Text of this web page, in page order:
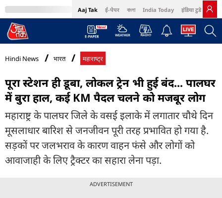
Aaj Tak ई-पेपर বাংলা India Today इंडिया टुडे हिंदी
MumbaiTak Cosmopolitan Harper's Bazaar Northeast
Hindi News भारत महाराष्ट्र
पूरा स्टेशन ही डूबा, लोकल ट्रेन भी हुई बंद... पालघर
में बुरा हाल, कई KM पैदल चलने को मजबूर लोग
महाराष्ट्र के पालघर जिले के वसई इलाके में लगातार चौथे दिन
मूसलाधार बारिश से जनजीवन पूरी तरह प्रभावित हो गया है.
सड़कों पर जलभराव के कारण वाहन फंसे और लोगों को
आवाजाही के लिए ट्रैक्टर का सहारा लेना पड़ा.
ADVERTISEMENT